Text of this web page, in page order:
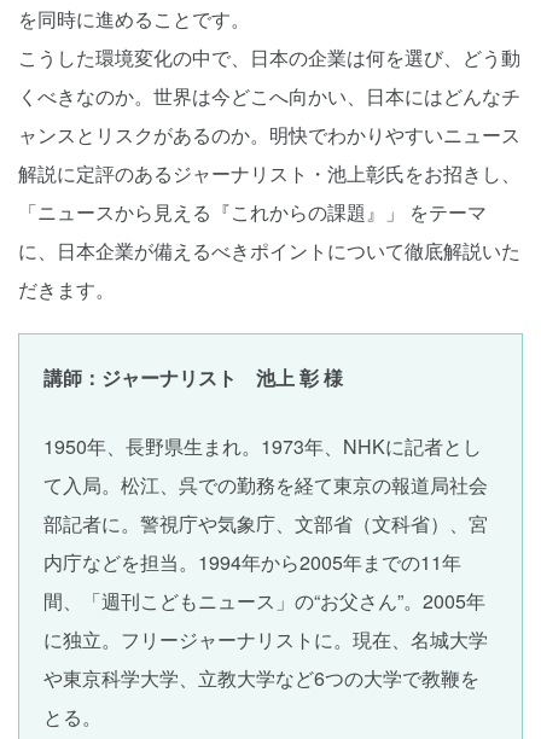
を同時に進めることです。
こうした環境変化の中で、日本の企業は何を選び、どう動
くべきなのか。世界は今どこへ向かい、日本にはどんなチ
ャンスとリスクがあるのか。明快でわかりやすいニュース
解説に定評のあるジャーナリスト・池上彰氏をお招きし、
「ニュースから見える『これからの課題』」 をテーマ
に、日本企業が備えるべきポイントについて徹底解説いた
だきます。
講師：ジャーナリスト 池上 彰 様
1950年、長野県生まれ。1973年、NHKに記者とし
て入局。松江、呉での勤務を経て東京の報道局社会
部記者に。警視庁や気象庁、文部省（文科省）、宮
内庁などを担当。1994年から2005年までの11年
間、「週刊こどもニュース」の“お父さん”。2005年
に独立。フリージャーナリストに。現在、名城大学
や東京科学大学、立教大学など6つの大学で教鞭を
とる。